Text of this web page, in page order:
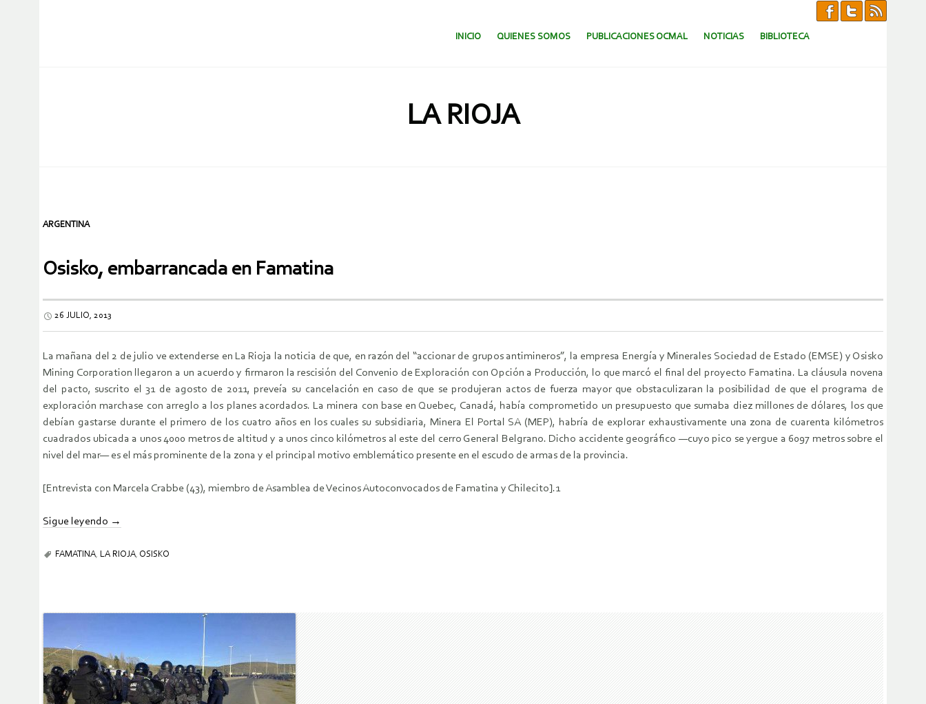
SALTAR AL CONTENIDO.
INICIO QUIENES SOMOS PUBLICACIONES OCMAL NOTICIAS BIBLIOTECA
LA RIOJA
ARGENTINA
Osisko, embarrancada en Famatina
26 JULIO, 2013
La mañana del 2 de julio ve extenderse en La Rioja la noticia de que, en razón del “accionar de grupos antimineros”, la empresa Energía y Minerales Sociedad de Estado (EMSE) y Osisko
Mining Corporation llegaron a un acuerdo y firmaron la rescisión del Convenio de Exploración con Opción a Producción, lo que marcó el final del proyecto Famatina. La cláusula novena
del pacto, suscrito el 31 de agosto de 2011, preveía su cancelación en caso de que se produjeran actos de fuerza mayor que obstaculizaran la posibilidad de que el programa de
exploración marchase con arreglo a los planes acordados. La minera con base en Quebec, Canadá, había comprometido un presupuesto que sumaba diez millones de dólares, los que
debían gastarse durante el primero de los cuatro años en los cuales su subsidiaria, Minera El Portal SA (MEP), habría de explorar exhaustivamente una zona de cuarenta kilómetros
cuadrados ubicada a unos 4000 metros de altitud y a unos cinco kilómetros al este del cerro General Belgrano. Dicho accidente geográfico —cuyo pico se yergue a 6097 metros sobre el
nivel del mar— es el más prominente de la zona y el principal motivo emblemático presente en el escudo de armas de la provincia.
[Entrevista con Marcela Crabbe (43), miembro de Asamblea de Vecinos Autoconvocados de Famatina y Chilecito].1
Sigue leyendo →
FAMATINA, LA RIOJA, OSISKO